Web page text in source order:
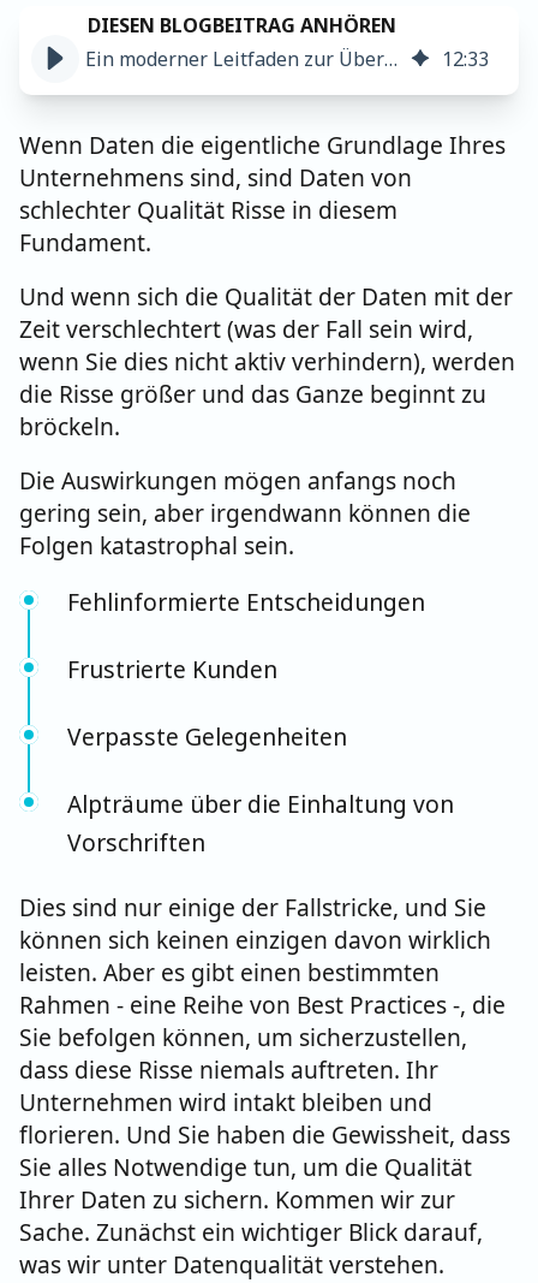
Ein moderner Leitfaden zur Überwachung der Datenqualität: Best Practices 12:33
Wenn Daten die eigentliche Grundlage Ihres
Unternehmens sind, sind Daten von
schlechter Qualität Risse in diesem
Fundament.
Und wenn sich die Qualität der Daten mit der
Zeit verschlechtert (was der Fall sein wird,
wenn Sie dies nicht aktiv verhindern), werden
die Risse größer und das Ganze beginnt zu
bröckeln.
Die Auswirkungen mögen anfangs noch
gering sein, aber irgendwann können die
Folgen katastrophal sein.
Fehlinformierte Entscheidungen
Frustrierte Kunden
Verpasste Gelegenheiten
Alpträume über die Einhaltung von
Vorschriften
Dies sind nur einige der Fallstricke, und Sie
können sich keinen einzigen davon wirklich
leisten. Aber es gibt einen bestimmten
Rahmen - eine Reihe von Best Practices -, die
Sie befolgen können, um sicherzustellen,
dass diese Risse niemals auftreten. Ihr
Unternehmen wird intakt bleiben und
florieren. Und Sie haben die Gewissheit, dass
Sie alles Notwendige tun, um die Qualität
Ihrer Daten zu sichern. Kommen wir zur
Sache. Zunächst ein wichtiger Blick darauf,
was wir unter Datenqualität verstehen.